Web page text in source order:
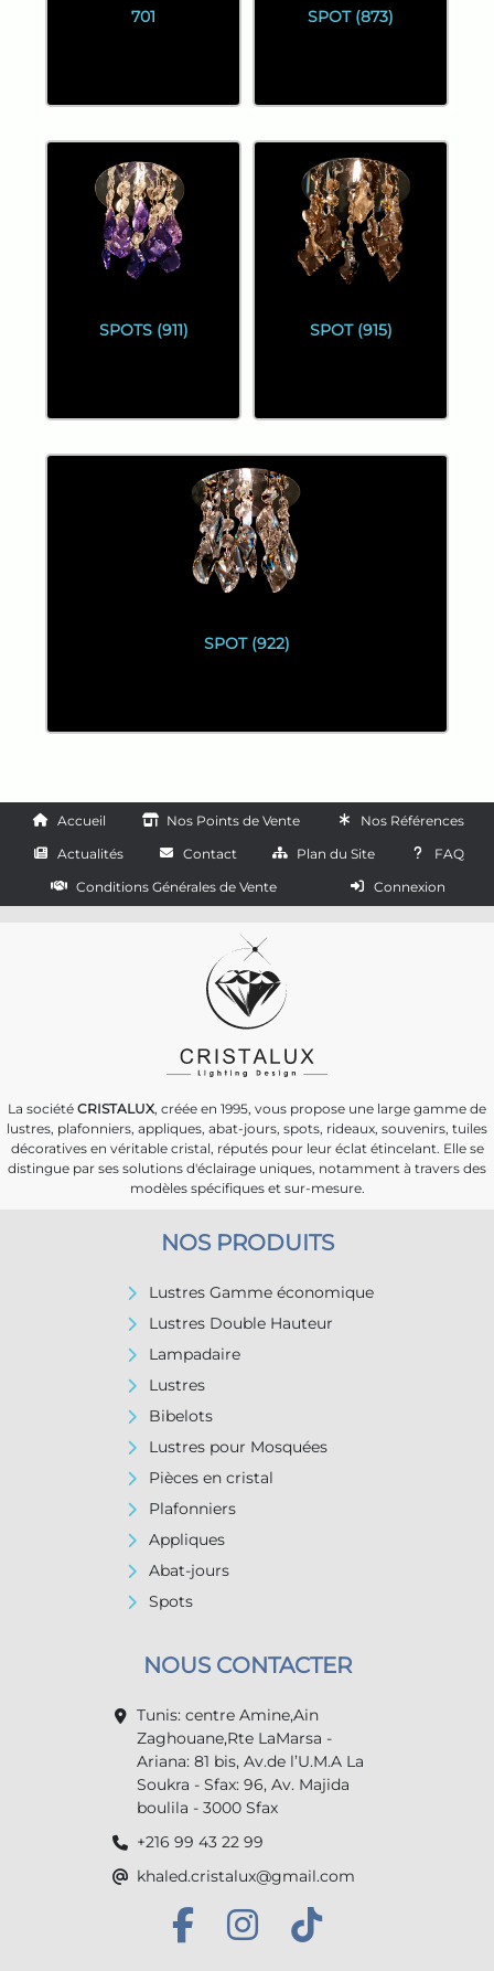
701 SPOT (873)
SPOTS (911) SPOT (915)
SPOT (922)
Accueil Nos Points de Vente
Nos Références
Actualités
Contact Plan du Site
FAQ
Conditions Générales de Vente
Connexion
La société CRISTALUX, créée en 1995, vous propose une large gamme de
lustres, plafonniers, appliques, abat-jours, spots, rideaux, souvenirs, tuiles
décoratives en véritable cristal, réputés pour leur éclat étincelant. Elle se
distingue par ses solutions d'éclairage uniques, notamment à travers des
modèles spécifiques et sur-mesure.
NOS PRODUITS
Lustres Gamme économique
Lustres Double Hauteur
Lampadaire
Lustres
Bibelots
Lustres pour Mosquées
Pièces en cristal
Plafonniers
Appliques
Abat-jours
Spots
NOUS CONTACTER
Tunis: centre Amine,Ain
Zaghouane,Rte LaMarsa -
Ariana: 81 bis, Av.de l’U.M.A La
Soukra - Sfax: 96, Av. Majida
boulila - 3000 Sfax
+216 99 43 22 99
khaled.cristalux@gmail.com